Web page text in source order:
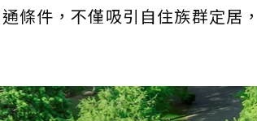
條件，不僅吸引自住族群定居